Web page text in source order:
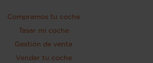
Compramos tu coche
Tasar mi coche
Gestión de venta
Vender tu coche